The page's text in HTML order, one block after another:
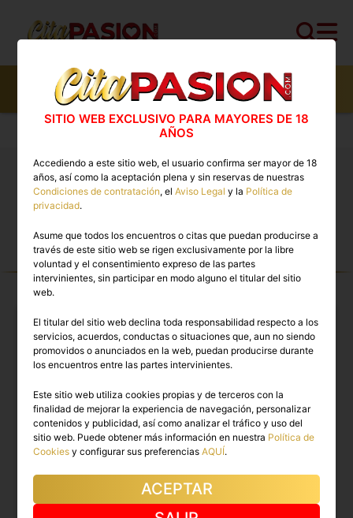
558perfiles,200perfiles verificados y30con
video
Masajistas
Masajes eróticos con final feliz en España. Vive
experiencias relajantes y discretas en la nueva
MASAJISTAS TOP PREMIUM
EN ESPAÑA
SITIO WEB EXCLUSIVO PARA MAYORES DE 18
AÑOS
Accediendo a este sitio web, el usuario confirma ser mayor de 18
años, así como la aceptación plena y sin reservas de nuestras
Condiciones de contratación, elAviso Legal y la Política de
privacidad.
Asume que todos los encuentros o citas que puedan producirse a
través de este sitio web se rigen exclusivamente por la libre
voluntad y el consentimiento expreso de las partes
intervinientes, sin participar en modo alguno el titular del sitio
web.
El titular del sitio web declina toda responsabilidad respecto a los
servicios, acuerdos, conductas o situaciones que, aun no siendo
promovidos o anunciados en la web, puedan producirse durante
los encuentros entre las partes intervinientes.
Este sitio web utiliza cookies propias y de terceros con la
finalidad de mejorar la experiencia de navegación, personalizar
contenidos y publicidad, así como analizar el tráfico y uso del
sitio web. Puede obtener más información en nuestra Política de
Cookies y configurar sus preferenciasAQUÍ.
ACEPTAR